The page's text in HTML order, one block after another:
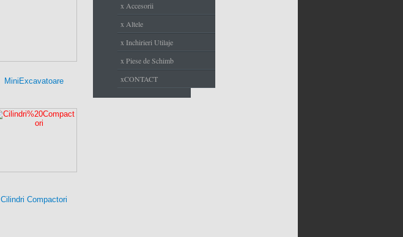
MiniExcavatoare
Cilindri Compactori
x Accesorii
x Altele
x Inchirieri Utilaje
x Piese de Schimb
xCONTACT